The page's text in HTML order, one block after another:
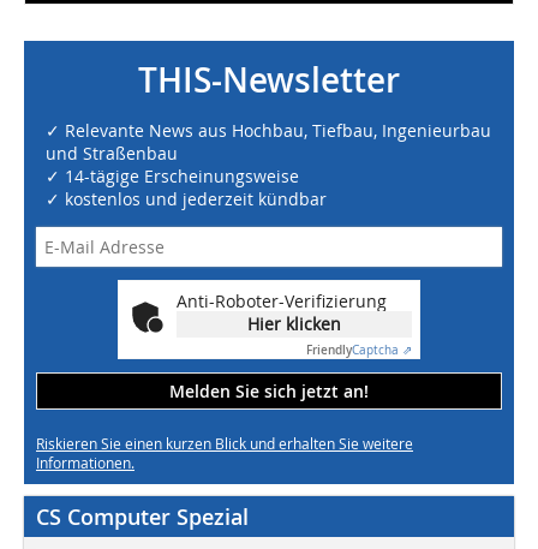
THIS-Newsletter
✓ Relevante News aus Hochbau, Tiefbau, Ingenieurbau
und Straßenbau
✓ 14-tägige Erscheinungsweise
✓ kostenlos und jederzeit kündbar
Anti-Roboter-Verifizierung
Hier klicken
FriendlyCaptcha ⇗
Melden Sie sich jetzt an!
Riskieren Sie einen kurzen Blick und erhalten Sie weitere
Informationen.
CS Computer Spezial